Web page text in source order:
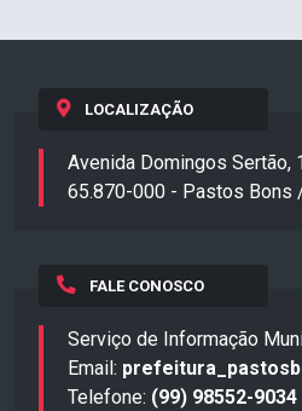
LOCALIZAÇÃO
Avenida Domingos Sertão,
65.870-000 - Pastos Bons
FALE CONOSCO
Serviço de Informação
Email:
Telefone: (99) 98552-9034